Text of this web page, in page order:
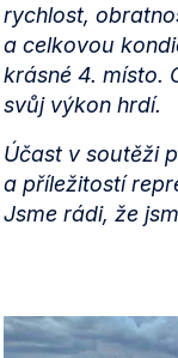
rychlost,
a celkovou
krásné 4. místo.
svůj výkon hrdí.
Účast v soutěži
a příležitostí
Jsme rádi, že